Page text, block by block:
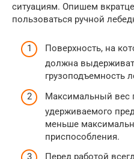
ситуациям. Опишем
пользоваться ручной
Поверхность, на
должна
грузоподъемность
Максимальный вес
удерживаемого
меньше
приспособления.
Перед работой